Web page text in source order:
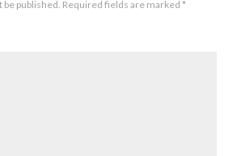
published. Required fields are marked *